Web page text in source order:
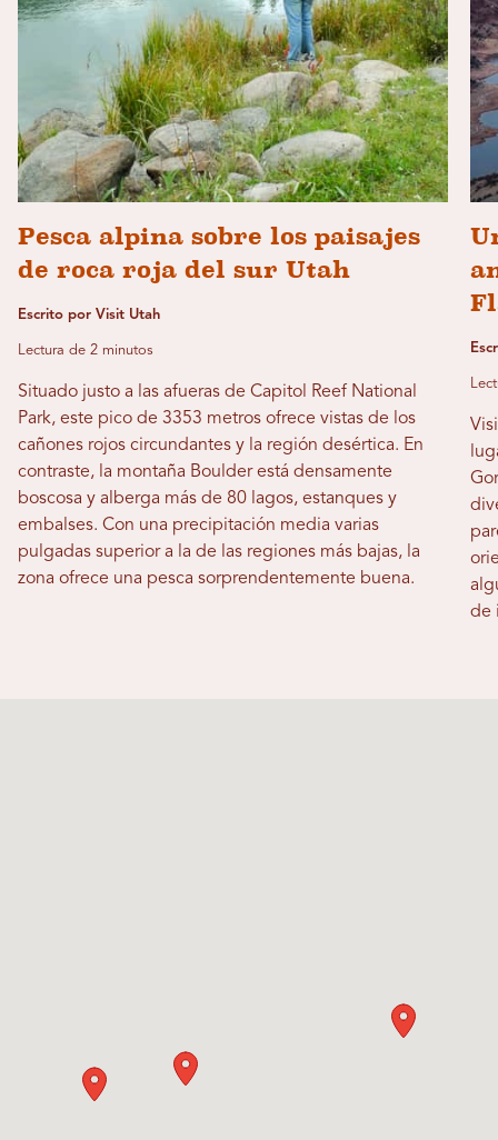
Pesca alpina sobre los paisajes
de roca roja del sur Utah
Escrito por Visit Utah
Lectura de 2 minutos
Situado justo a las afueras de Capitol Reef National
Park, este pico de 3353 metros ofrece vistas de los
cañones rojos circundantes y la región desértica. En
contraste, la montaña Boulder está densamente
boscosa y alberga más de 80 lagos, estanques y
embalses. Con una precipitación media varias
pulgadas superior a la de las regiones más bajas, la
zona ofrece una pesca sorprendentemente buena.
de